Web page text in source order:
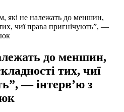
які не належать до меншин,
чиї права пригнічують”, —
до меншин,
тих, чиї
— інтерв’ю з